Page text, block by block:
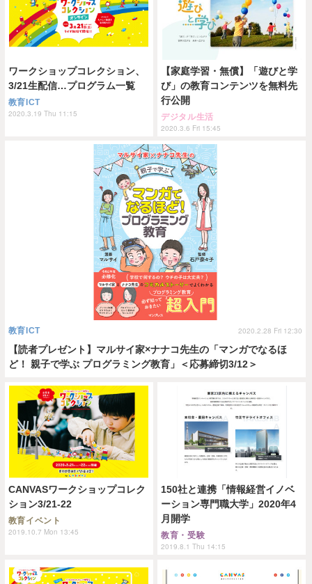
ワークショップコレクション、
3/21生配信…プログラム一覧
教育ICT
2020.3.19 Thu 11:15
【家庭学習・無償】「遊びと学
び」の教育コンテンツを無料先
行公開
デジタル生活
2020.3.6 Fri 15:45
【読者プレゼント】マルサイ家×ナナコ先生の「マンガでなるほ
ど！ 親子で学ぶ プログラミング教育」＜応募締切3/12＞
教育ICT 2020.2.28 Fri 12:30
CANVASワークショップコレク
ション3/21-22
教育イベント
2019.10.7 Mon 13:45
150社と連携「情報経営イノベ
ーション専門職大学」2020年4
月開学
教育・受験
2019.8.1 Thu 14:15